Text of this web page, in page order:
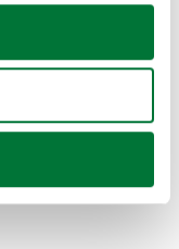
geográfica
activamente
(huellas
se procesan sus